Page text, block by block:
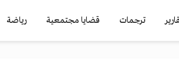
ترجمات قضايا مجتمعية رياضة